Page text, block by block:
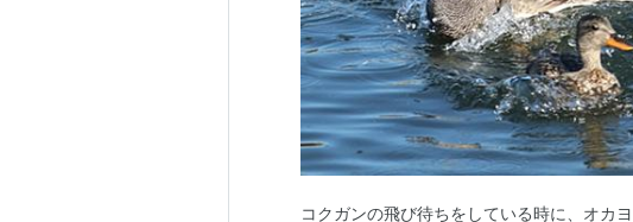
コクガンの飛び待ちをしている時に、オカ